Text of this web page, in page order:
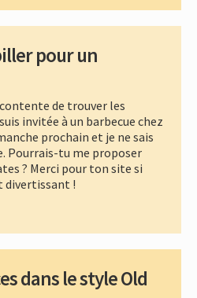
pour un
de trouver les
invitée à un barbecue chez
prochain et je ne sais
Pourrais-tu me proposer
? Merci pour ton site si
!
dans le style Old